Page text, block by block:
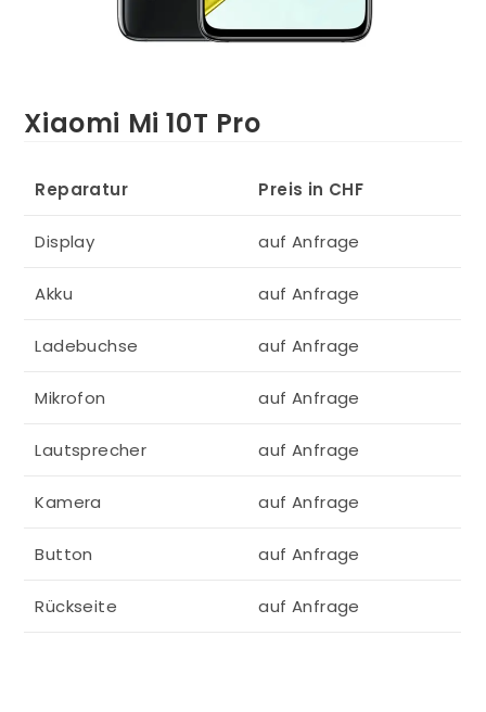
Xiaomi Mi 10T Pro
Reparatur Preis in CHF
Display auf Anfrage
Akku auf Anfrage
Ladebuchse auf Anfrage
Mikrofon auf Anfrage
Lautsprecher auf Anfrage
Kamera auf Anfrage
Button auf Anfrage
Rückseite auf Anfrage